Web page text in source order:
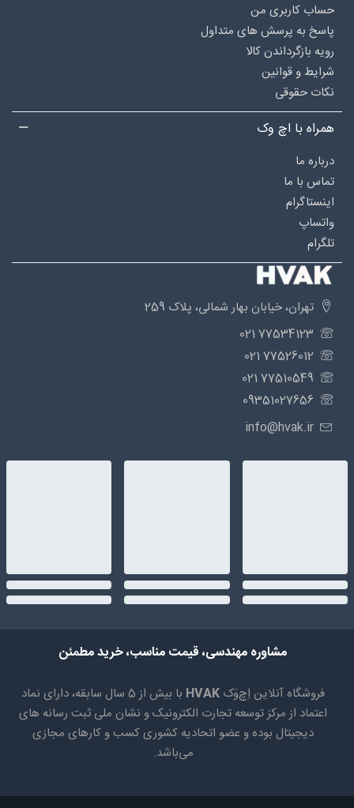
حساب کاربری من
پاسخ به پرسش های متداول
رویه بازگرداندن کالا
شرایط و قوانین
نکات حقوقی
همراه با اچ وک
درباره‌ ما
تماس با ما
اینستاگرام
واتساپ
تلگرام
تهران، خیابان بهار شمالی، پلاک 259
77534123 021
77526012 021
77510549 021
09351027656
info@hvak.ir
مشاوره مهندسی، قیمت مناسب، خرید مطمئن
فروشگاه آنلاین اِچ‌وَک HVAK
با بیش از 5 سال سابقه، دارای نماد
اعتماد از مرکز توسعه تجارت الکترونیک و نشان ملی ثبت رسانه های
دیجیتال بوده و عضو اتحادیه کشوری کسب و کارهای مجازی
می‌باشد.